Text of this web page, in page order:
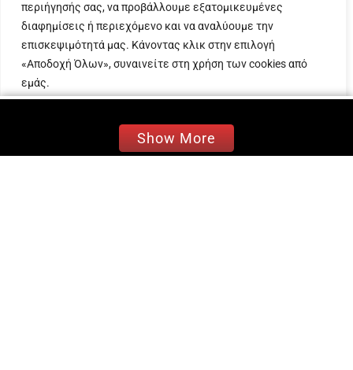
περιήγησής σας, να προβάλλουμε εξατομικευμένες
διαφημίσεις ή περιεχόμενο και να αναλύουμε την
επισκεψιμότητά μας. Κάνοντας κλικ στην επιλογή
«Αποδοχή Όλων», συναινείτε στη χρήση των cookies από
εμάς.
Απόρριψη όλων
Στο video συμμετέχουν η Konie Metaxa και η
Alexia Kefala (upinthehype).
Τη σκηνοθεσία έκανε ο Γιάννης Μιχελόπουλος.
Show More